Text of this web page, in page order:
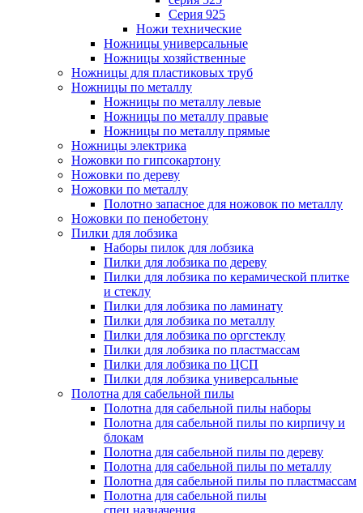
Серия 925
Ножи технические
Ножницы универсальные
Ножницы хозяйственные
Ножницы для пластиковых труб
Ножницы по металлу
Ножницы по металлу левые
Ножницы по металлу правые
Ножницы по металлу прямые
Ножницы электрика
Ножовки по гипсокартону
Ножовки по дереву
Ножовки по металлу
Полотно запасное для ножовок по металлу
Ножовки по пенобетону
Пилки для лобзика
Наборы пилок для лобзика
Пилки для лобзика по дереву
Пилки для лобзика по керамической плитке
и стеклу
Пилки для лобзика по ламинату
Пилки для лобзика по металлу
Пилки для лобзика по оргстеклу
Пилки для лобзика по пластмассам
Пилки для лобзика по ЦСП
Пилки для лобзика универсальные
Полотна для сабельной пилы
Полотна для сабельной пилы наборы
Полотна для сабельной пилы по кирпичу и
блокам
Полотна для сабельной пилы по дереву
Полотна для сабельной пилы по металлу
Полотна для сабельной пилы по пластмассам
Полотна для сабельной пилы